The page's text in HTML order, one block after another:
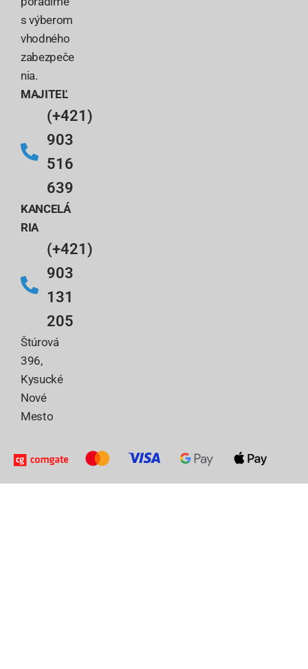
s výberom
vhodného
zabezpeče
nia.
MAJITEĽ
(+421)
903
516
639
KANCELÁ
RIA
(+421)
903
131
205
Štúrová
396,
Kysucké
Nové
Mesto